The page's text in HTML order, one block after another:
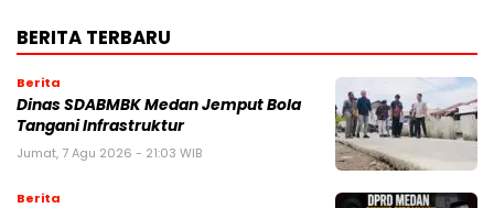
BERITA TERBARU
Berita
Dinas SDABMBK Medan Jemput Bola
Tangani Infrastruktur
Jumat, 7 Agu 2026 - 21:03 WIB
Berita